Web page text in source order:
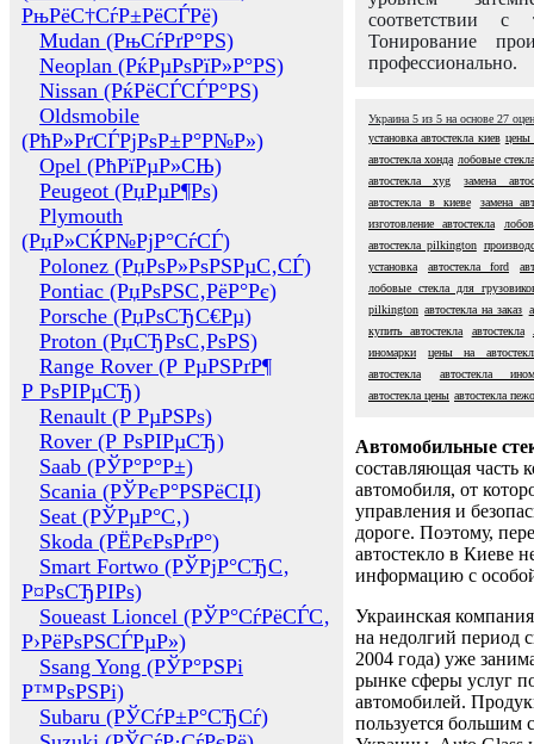
РњРёС†СѓР±РёСЃРё)
Mudan (РњСѓРґР°РЅ)
Neoplan (РќРµРѕРїР»Р°РЅ)
Nissan (РќРёСЃСЃР°РЅ)
Oldsmobile
(РћР»РґСЃРјРѕР±Р°Р№Р»)
Opel (РћРїРµР»СЊ)
Peugeot (РџРµР¶Рѕ)
Plymouth
(РџР»СЌР№РјР°СѓСЃ)
Polonez (РџРѕР»РѕРЅРµС‚СЃ)
Pontiac (РџРѕРЅС‚РёР°Рє)
Porsche (РџРѕСЂС€Рµ)
Proton (РџСЂРѕС‚РѕРЅ)
Range Rover (Р РµРЅРґР¶
Р РѕРІРµСЂ)
Renault (Р РµРЅРѕ)
Rover (Р РѕРІРµСЂ)
Saab (РЎР°Р°Р±)
Scania (РЎРєР°РЅРёСЏ)
Seat (РЎРµР°С‚)
Skoda (РЁРєРѕРґР°)
Smart Fortwo (РЎРјР°СЂС‚
Р¤РѕСЂРІРѕ)
Soueast Lioncel (РЎР°СѓРёСЃС‚
Р›РёРѕРЅСЃРµР»)
Ssang Yong (РЎР°РЅРі
Р™РѕРЅРі)
Subaru (РЎСѓР±Р°СЂСѓ)
соответствии с
Тонирование
профессионально.
Украина 5 из 5 на основе 27
установка автостекла киев цены
автостекла хонда лобовые
автостекла xyg
замена
автостекла в киеве
замена
изготовление автостекла
автостекла pilkington
установка
автостекла ford
лобовые стекла для
pilkington автостекла на заказ
купить автостекла
автостекла
иномарки
цены на
автостекла
автостекла
автостекла цены автостекла пежо
Автомобильные
составляющая часть
автомобиля, от
управления и
дороге. Поэтому,
автостекло в Киеве
информацию с
Украинская
на недолгий период
2004 года) уже
рынке сферы услуг
автомобилей.
пользуется большим